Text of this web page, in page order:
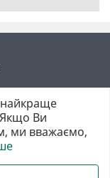
використанні
Якщо Ви
ми вважаємо,